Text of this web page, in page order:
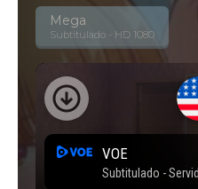
Mega
Subtitulado - HD 1080